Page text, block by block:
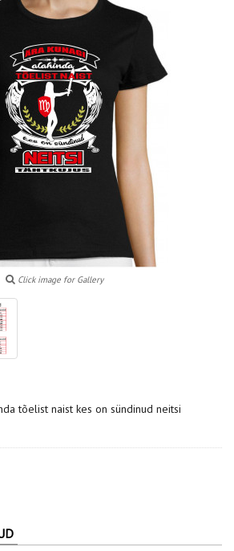
Click image for Gallery
tõelist naist kes on sündinud neitsi